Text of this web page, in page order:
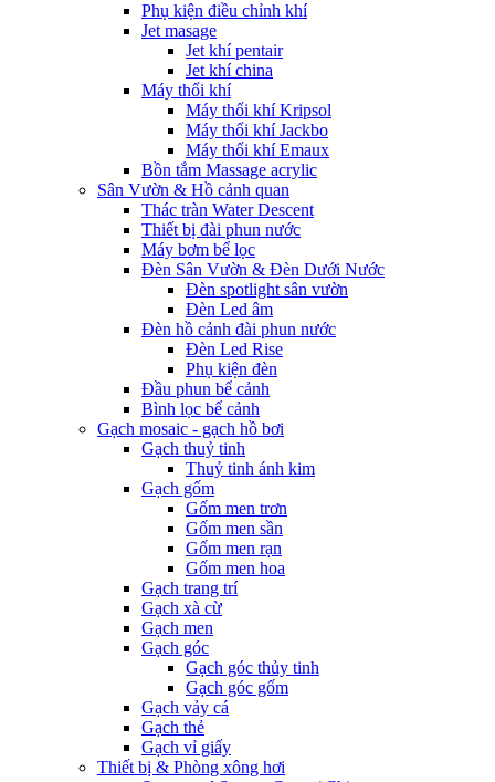
Phụ kiện điều chỉnh khí
Jet masage
Jet khí pentair
Jet khí china
Máy thổi khí
Máy thổi khí Kripsol
Máy thổi khí Jackbo
Máy thổi khí Emaux
Bồn tắm Massage acrylic
Sân Vườn & Hồ cảnh quan
Thác tràn Water Descent
Thiết bị đài phun nước
Máy bơm bể lọc
Đèn Sân Vườn & Đèn Dưới Nước
Đèn spotlight sân vườn
Đèn Led âm
Đèn hồ cảnh đài phun nước
Đèn Led Rise
Phụ kiện đèn
Đầu phun bể cảnh
Bình lọc bể cảnh
Gạch mosaic - gạch hồ bơi
Gạch thuỷ tinh
Thuỷ tinh ánh kim
Gạch gốm
Gốm men trơn
Gốm men sần
Gốm men rạn
Gốm men hoa
Gạch trang trí
Gạch xà cừ
Gạch men
Gạch góc
Gạch góc thủy tinh
Gạch góc gốm
Gạch vảy cá
Gạch thẻ
Gạch vỉ giấy
Thiết bị & Phòng xông hơi